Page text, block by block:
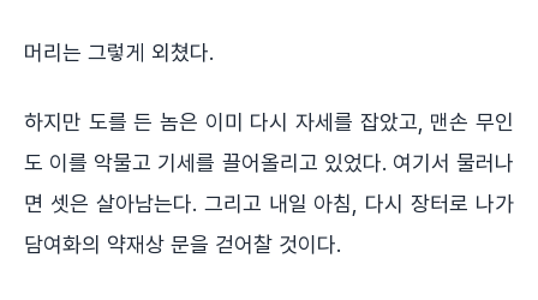
머리는 그렇게 외쳤다.
하지만 도를 든 놈은 이미 다시 자세를 잡았고, 맨손 무인
도 이를 악물고 기세를 끌어올리고 있었다. 여기서 물러나
면 셋은 살아남는다. 그리고 내일 아침, 다시 장터로 나가
담여화의 약재상 문을 걷어찰 것이다.